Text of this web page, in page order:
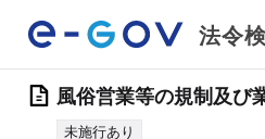
法令
風俗営業等の規制及び
未施行あり